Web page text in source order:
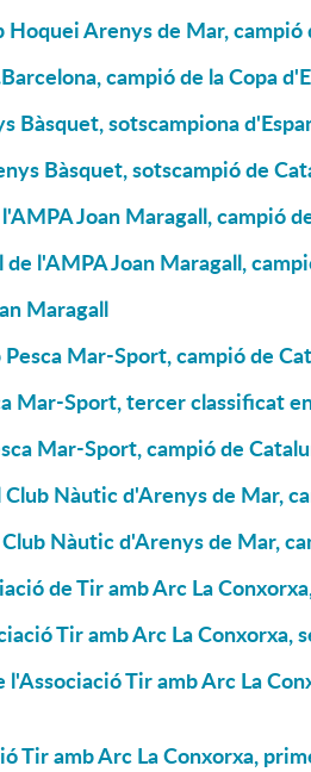
Hoquei Arenys de Mar, campió
campió de la Copa
Bàsquet, sotscampiona
Bàsquet, sotscampió de
Joan Maragall, campió
l'AMPA Joan Maragall,
Maragall
Mar-Sport, campió de
Mar-Sport, tercer classificat
Mar-Sport, campió de
Nàutic d'Arenys de Mar,
Nàutic d'Arenys de Mar,
de Tir amb Arc La
Tir amb Arc La Conxorxa,
Tir amb Arc La
Tir amb Arc La Conxorxa,